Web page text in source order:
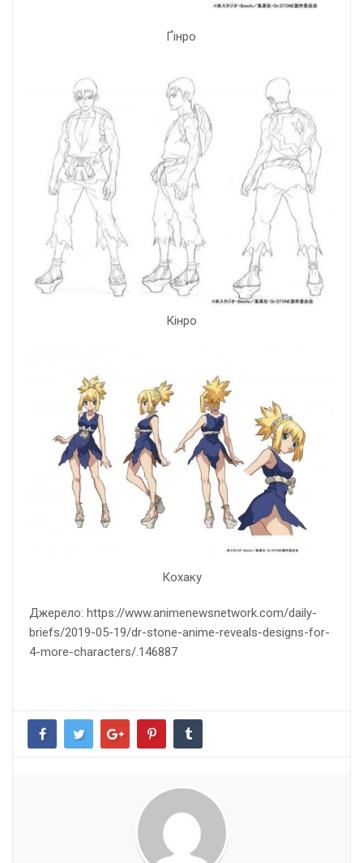
Ґінро
Кінро
Кохаку
Джерело: https://www.animenewsnetwork.com/daily-
briefs/2019-05-19/dr-stone-anime-reveals-designs-for-
4-more-characters/.146887